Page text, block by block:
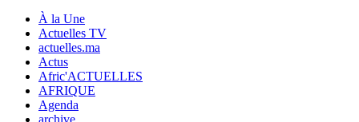
À la Une
Actuelles TV
actuelles.ma
Actus
Afric'ACTUELLES
AFRIQUE
Agenda
archive